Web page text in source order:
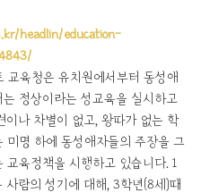
headlin/education-
교육청은 유치원에서부터 동성애
정상이라는 성교육을 실시하고
이나 차별이 없고, 왕따가 없는 학
미명 하에 동성애자들의 주장을 그
교육정책을 시행하고 있습니다. 1
사람의 성기에 대해, 3학년(8세)때